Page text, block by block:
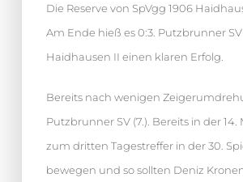
Die Reserve von SpVgg 1906
Am Ende hieß es 0:3. Putzbrunner
Haidhausen II einen klaren Erfolg.
Bereits nach wenigen
Putzbrunner SV (7.). Bereits in der
zum dritten Tagestreffer in der 30.
bewegen und so sollten Deniz